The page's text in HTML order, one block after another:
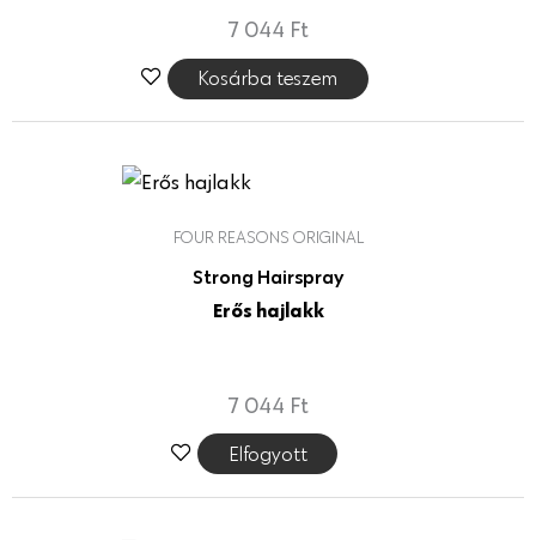
7 044 Ft
Kosárba teszem
FOUR REASONS ORIGINAL
Strong Hairspray
Erős hajlakk
7 044 Ft
Elfogyott